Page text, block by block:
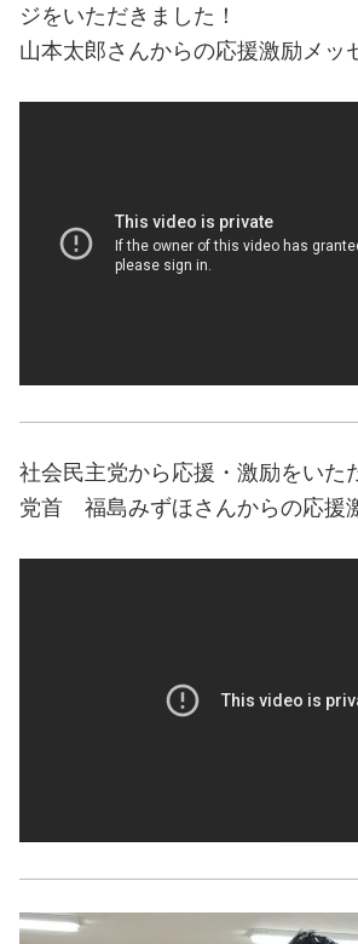
ジをいただきました！
山本太郎さんからの応援激励メッ
社会民主党から応援・激励をいた
党首 福島みずほさんからの応援